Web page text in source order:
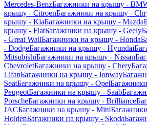
Mercedes-BenzБагажники на крышу -
крышу - CitroenБагажники на крышу -
крышу - KiaБагажники на крышу - Mazda
крышу - FiatБагажники на крышу - Geely
- Great WallБагажники на крышу - Honda
- DodgeБагажники на крышу - Hyundai
MitsubishiБагажники на крышу - Nissan
ChevroletБагажники на крышу - Chery
LifanБагажники на крышу - Jonway
SeatБагажники на крышу - Opel
PeugeotБагажники на крышу - Saab
PorscheБагажники на крышу - Brilliance
JACБагажники на крышу - Mini
HoldenБагажники на крышу - Skoda